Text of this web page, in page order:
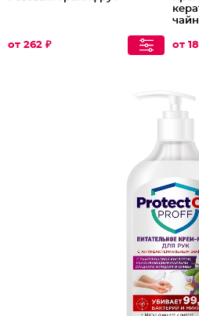
от 262 ₽
от